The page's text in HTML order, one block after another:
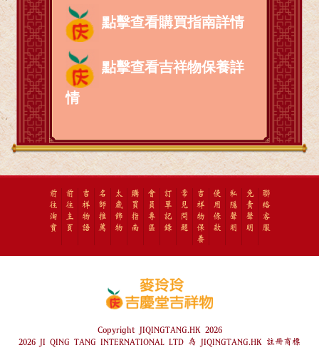
點擊查看購買指南詳情
點擊查看吉祥物保養詳
情
前
往
淘
寶
前
往
主
頁
吉
祥
物
語
名
師
推
薦
太
歲
飾
物
購
買
指
南
會
員
專
區
訂
單
記
錄
常
見
問
題
吉
祥
物
保
養
使
用
條
款
私
隱
聲
明
免
責
聲
明
聯
絡
客
服
Copyright JIQINGTANG.HK 2026
2026 JI QING TANG INTERNATIONAL LTD 為 JIQINGTANG.HK 註冊商標